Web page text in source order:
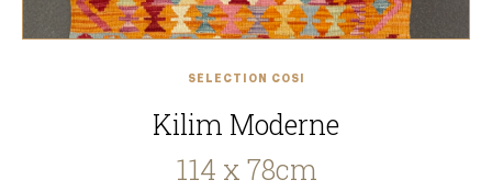
SÉLECTION COSI
Kilim Moderne
114 x 78cm